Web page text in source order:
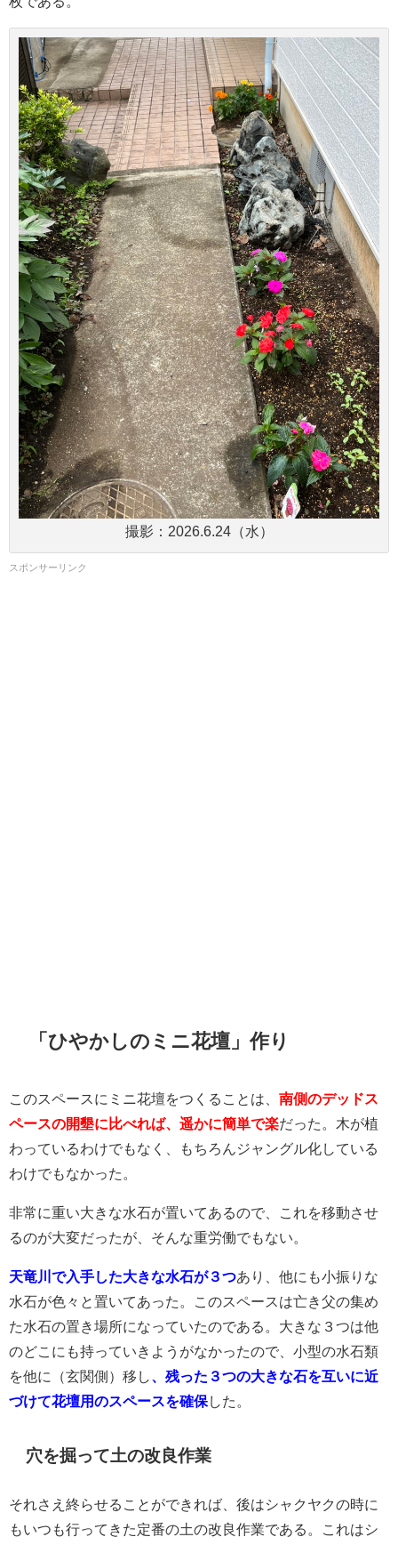
撮影：2026.6.24（水）
スポンサーリンク
「ひやかしのミニ花壇」作り
このスペースにミニ花壇をつくることは、 南側のデッドス
ペースの開墾に比べれば、遥かに簡単で楽だった。木が植
わっているわけでもなく、もちろんジャングル化している
わけでもなかった。
非常に重い大きな水石が置いてあるので、これを移動させ
るのが大変だったが、そんな重労働でもない。
天竜川で入手した大きな水石が３つあり、他にも小振りな
水石が色々と置いてあった。このスペースは亡き父の集め
た水石の置き場所になっていたのである。大きな３つは他
のどこにも持っていきようがなかったので、小型の水石類
を他に（玄関側）移し
、残った３つの大きな石を互いに近
づけて花壇用のスペースを確保した。
穴を掘って土の改良作業
それさえ終らせることができれば、後はシャクヤクの時に
もいつも行ってきた定番の土の改良作業である。これはシ